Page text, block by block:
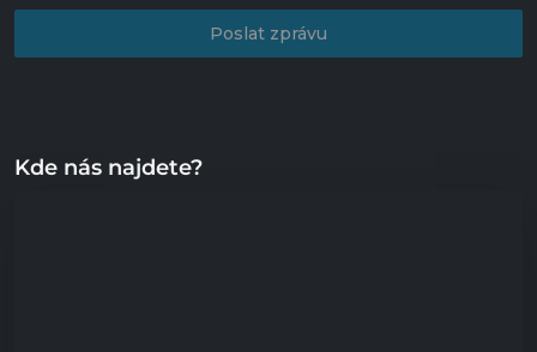
Poslat zprávu
Kde nás najdete?